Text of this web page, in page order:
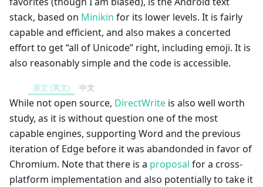
stack, based on Minikin for its lower levels. It is fairly
capable and efficient, and also makes a concerted
effort to get “all of Unicode” right, including emoji. It is
also reasonably simple and the code is accessible.
原文 (英文) 中文
While not open source, DirectWrite is also well worth
study, as it is without question one of the most
capable engines, supporting Word and the previous
iteration of Edge before it was abandonded in favor of
Chromium. Note that there is a proposal for a cross-
platform implementation and also potentially to take it